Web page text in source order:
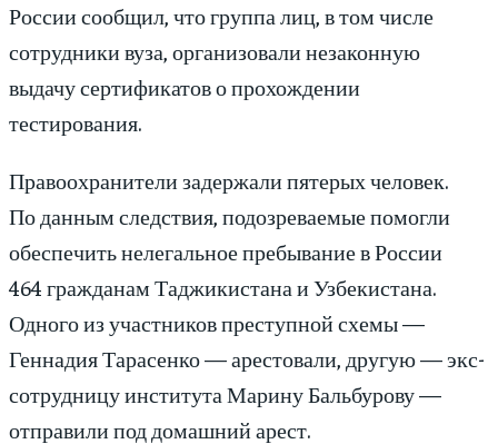
России сообщил, что группа лиц, в том числе
сотрудники вуза, организовали незаконную
выдачу сертификатов о прохождении
тестирования.
Правоохранители задержали пятерых человек.
По данным следствия, подозреваемые помогли
обеспечить нелегальное пребывание в России
464 гражданам Таджикистана и Узбекистана.
Одного из участников преступной схемы —
Геннадия Тарасенко — арестовали, другую — экс-
сотрудницу института Марину Бальбурову —
отправили под домашний арест.